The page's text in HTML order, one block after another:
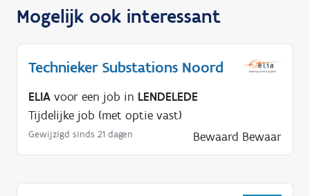
Mogelijk ook interessant
Technieker Substations Noord
ELIA voor een job in LENDELEDE
Tijdelijke job (met optie vast)
Gewijzigd sinds 21 dagen Bewaard Bewaar